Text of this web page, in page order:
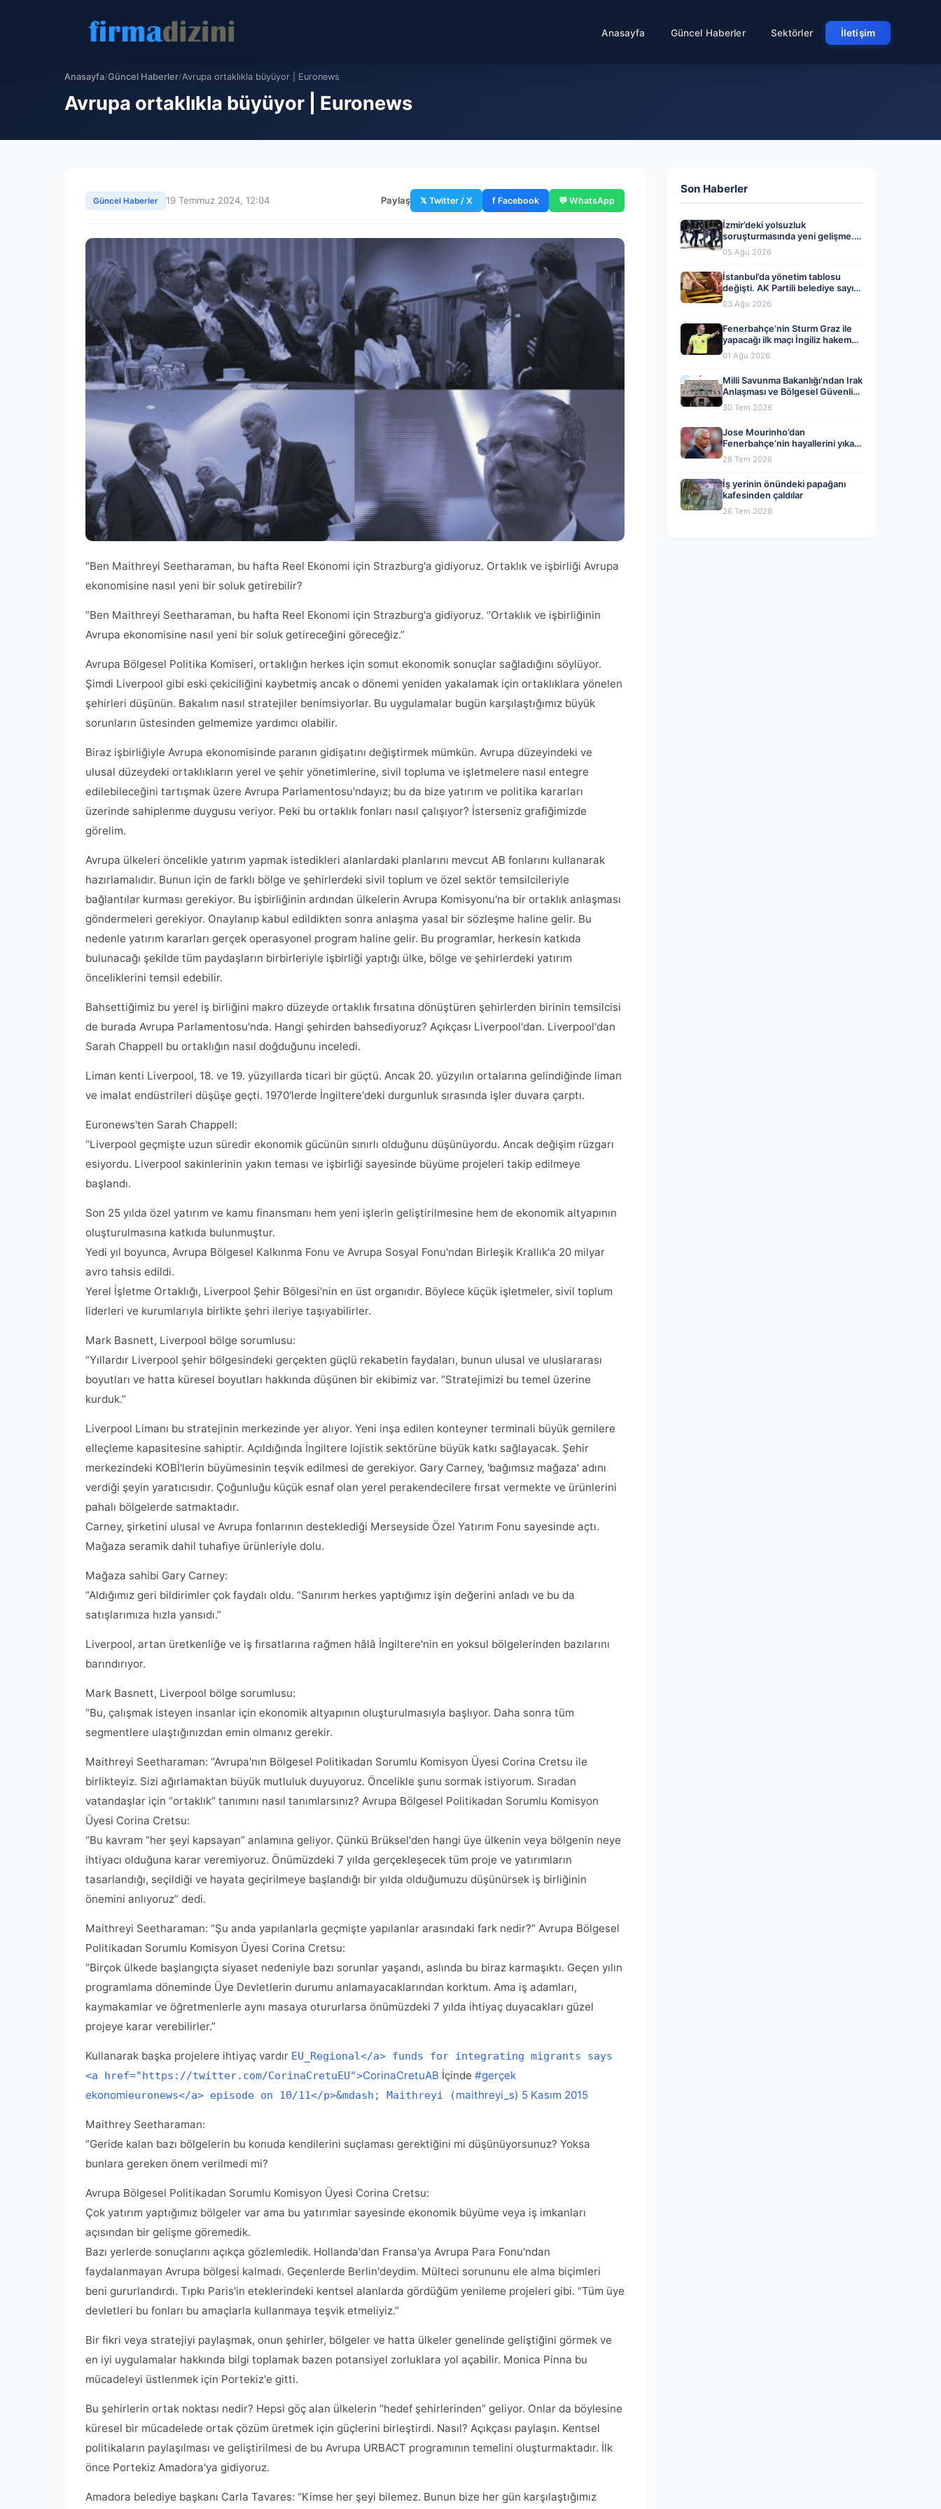
Anasayfa Güncel Haberler Sektörler İletişim
Anasayfa/Güncel Haberler/Avrupa ortaklıkla büyüyor | Euronews
Avrupa ortaklıkla büyüyor | Euronews
Güncel Haberler 19 Temmuz 2024, 12:04 Paylaş 𝕏 Twitter / X f Facebook 💬 WhatsApp
“Ben Maithreyi Seetharaman, bu hafta Reel Ekonomi için Strazburg'a gidiyoruz. Ortaklık ve işbirliği Avrupa
ekonomisine nasıl yeni bir soluk getirebilir?
“Ben Maithreyi Seetharaman, bu hafta Reel Ekonomi için Strazburg'a gidiyoruz. “Ortaklık ve işbirliğinin
Avrupa ekonomisine nasıl yeni bir soluk getireceğini göreceğiz.”
Avrupa Bölgesel Politika Komiseri, ortaklığın herkes için somut ekonomik sonuçlar sağladığını söylüyor.
Şimdi Liverpool gibi eski çekiciliğini kaybetmiş ancak o dönemi yeniden yakalamak için ortaklıklara yönelen
şehirleri düşünün. Bakalım nasıl stratejiler benimsiyorlar. Bu uygulamalar bugün karşılaştığımız büyük
sorunların üstesinden gelmemize yardımcı olabilir.
Biraz işbirliğiyle Avrupa ekonomisinde paranın gidişatını değiştirmek mümkün. Avrupa düzeyindeki ve
ulusal düzeydeki ortaklıkların yerel ve şehir yönetimlerine, sivil topluma ve işletmelere nasıl entegre
edilebileceğini tartışmak üzere Avrupa Parlamentosu'ndayız; bu da bize yatırım ve politika kararları
üzerinde sahiplenme duygusu veriyor. Peki bu ortaklık fonları nasıl çalışıyor? İsterseniz grafiğimizde
görelim.
Avrupa ülkeleri öncelikle yatırım yapmak istedikleri alanlardaki planlarını mevcut AB fonlarını kullanarak
hazırlamalıdır. Bunun için de farklı bölge ve şehirlerdeki sivil toplum ve özel sektör temsilcileriyle
bağlantılar kurması gerekiyor. Bu işbirliğinin ardından ülkelerin Avrupa Komisyonu'na bir ortaklık anlaşması
göndermeleri gerekiyor. Onaylanıp kabul edildikten sonra anlaşma yasal bir sözleşme haline gelir. Bu
nedenle yatırım kararları gerçek operasyonel program haline gelir. Bu programlar, herkesin katkıda
bulunacağı şekilde tüm paydaşların birbirleriyle işbirliği yaptığı ülke, bölge ve şehirlerdeki yatırım
önceliklerini temsil edebilir.
Bahsettiğimiz bu yerel iş birliğini makro düzeyde ortaklık fırsatına dönüştüren şehirlerden birinin temsilcisi
de burada Avrupa Parlamentosu'nda. Hangi şehirden bahsediyoruz? Açıkçası Liverpool'dan. Liverpool'dan
Sarah Chappell bu ortaklığın nasıl doğduğunu inceledi.
Liman kenti Liverpool, 18. ve 19. yüzyıllarda ticari bir güçtü. Ancak 20. yüzyılın ortalarına gelindiğinde liman
ve imalat endüstrileri düşüşe geçti. 1970'lerde İngiltere'deki durgunluk sırasında işler duvara çarptı.
Euronews'ten Sarah Chappell:
“Liverpool geçmişte uzun süredir ekonomik gücünün sınırlı olduğunu düşünüyordu. Ancak değişim rüzgarı
esiyordu. Liverpool sakinlerinin yakın teması ve işbirliği sayesinde büyüme projeleri takip edilmeye
başlandı.
Son 25 yılda özel yatırım ve kamu finansmanı hem yeni işlerin geliştirilmesine hem de ekonomik altyapının
oluşturulmasına katkıda bulunmuştur.
Yedi yıl boyunca, Avrupa Bölgesel Kalkınma Fonu ve Avrupa Sosyal Fonu'ndan Birleşik Krallık'a 20 milyar
avro tahsis edildi.
Yerel İşletme Ortaklığı, Liverpool Şehir Bölgesi'nin en üst organıdır. Böylece küçük işletmeler, sivil toplum
liderleri ve kurumlarıyla birlikte şehri ileriye taşıyabilirler.
Mark Basnett, Liverpool bölge sorumlusu:
“Yıllardır Liverpool şehir bölgesindeki gerçekten güçlü rekabetin faydaları, bunun ulusal ve uluslararası
boyutları ve hatta küresel boyutları hakkında düşünen bir ekibimiz var. “Stratejimizi bu temel üzerine
kurduk.”
Liverpool Limanı bu stratejinin merkezinde yer alıyor. Yeni inşa edilen konteyner terminali büyük gemilere
elleçleme kapasitesine sahiptir. Açıldığında İngiltere lojistik sektörüne büyük katkı sağlayacak. Şehir
merkezindeki KOBİ'lerin büyümesinin teşvik edilmesi de gerekiyor. Gary Carney, 'bağımsız mağaza' adını
verdiği şeyin yaratıcısıdır. Çoğunluğu küçük esnaf olan yerel perakendecilere fırsat vermekte ve ürünlerini
pahalı bölgelerde satmaktadır.
Carney, şirketini ulusal ve Avrupa fonlarının desteklediği Merseyside Özel Yatırım Fonu sayesinde açtı.
Mağaza seramik dahil tuhafiye ürünleriyle dolu.
Mağaza sahibi Gary Carney:
“Aldığımız geri bildirimler çok faydalı oldu. “Sanırım herkes yaptığımız işin değerini anladı ve bu da
satışlarımıza hızla yansıdı.”
Liverpool, artan üretkenliğe ve iş fırsatlarına rağmen hâlâ İngiltere'nin en yoksul bölgelerinden bazılarını
barındırıyor.
Mark Basnett, Liverpool bölge sorumlusu:
“Bu, çalışmak isteyen insanlar için ekonomik altyapının oluşturulmasıyla başlıyor. Daha sonra tüm
segmentlere ulaştığınızdan emin olmanız gerekir.
Maithreyi Seetharaman: “Avrupa'nın Bölgesel Politikadan Sorumlu Komisyon Üyesi Corina Cretsu ile
birlikteyiz. Sizi ağırlamaktan büyük mutluluk duyuyoruz. Öncelikle şunu sormak istiyorum. Sıradan
vatandaşlar için “ortaklık” tanımını nasıl tanımlarsınız? Avrupa Bölgesel Politikadan Sorumlu Komisyon
Üyesi Corina Cretsu:
“Bu kavram “her şeyi kapsayan” anlamına geliyor. Çünkü Brüksel'den hangi üye ülkenin veya bölgenin neye
ihtiyacı olduğuna karar veremiyoruz. Önümüzdeki 7 yılda gerçekleşecek tüm proje ve yatırımların
tasarlandığı, seçildiği ve hayata geçirilmeye başlandığı bir yılda olduğumuzu düşünürsek iş birliğinin
önemini anlıyoruz” dedi.
Maithreyi Seetharaman: “Şu anda yapılanlarla geçmişte yapılanlar arasındaki fark nedir?” Avrupa Bölgesel
Politikadan Sorumlu Komisyon Üyesi Corina Cretsu:
“Birçok ülkede başlangıçta siyaset nedeniyle bazı sorunlar yaşandı, aslında bu biraz karmaşıktı. Geçen yılın
programlama döneminde Üye Devletlerin durumu anlamayacaklarından korktum. Ama iş adamları,
kaymakamlar ve öğretmenlerle aynı masaya otururlarsa önümüzdeki 7 yılda ihtiyaç duyacakları güzel
projeye karar verebilirler.”
Kullanarak başka projelere ihtiyaç vardır EU_Regional</a> funds for integrating migrants says
<a href="https://twitter.com/CorinaCretuEU">CorinaCretuAB İçinde #gerçek
ekonomieuronews</a> episode on 10/11</p>&mdash; Maithreyi (maithreyi_s) 5 Kasım 2015
Maithrey Seetharaman:
“Geride kalan bazı bölgelerin bu konuda kendilerini suçlaması gerektiğini mi düşünüyorsunuz? Yoksa
bunlara gereken önem verilmedi mi?
Avrupa Bölgesel Politikadan Sorumlu Komisyon Üyesi Corina Cretsu:
Çok yatırım yaptığımız bölgeler var ama bu yatırımlar sayesinde ekonomik büyüme veya iş imkanları
açısından bir gelişme göremedik.
Bazı yerlerde sonuçlarını açıkça gözlemledik. Hollanda'dan Fransa'ya Avrupa Para Fonu'ndan
faydalanmayan Avrupa bölgesi kalmadı. Geçenlerde Berlin'deydim. Mülteci sorununu ele alma biçimleri
beni gururlandırdı. Tıpkı Paris'in eteklerindeki kentsel alanlarda gördüğüm yenileme projeleri gibi. “Tüm üye
devletleri bu fonları bu amaçlarla kullanmaya teşvik etmeliyiz.”
Bir fikri veya stratejiyi paylaşmak, onun şehirler, bölgeler ve hatta ülkeler genelinde geliştiğini görmek ve
en iyi uygulamalar hakkında bilgi toplamak bazen potansiyel zorluklara yol açabilir. Monica Pinna bu
mücadeleyi üstlenmek için Portekiz'e gitti.
Bu şehirlerin ortak noktası nedir? Hepsi göç alan ülkelerin “hedef şehirlerinden” geliyor. Onlar da böylesine
küresel bir mücadelede ortak çözüm üretmek için güçlerini birleştirdi. Nasıl? Açıkçası paylaşın. Kentsel
politikaların paylaşılması ve geliştirilmesi de bu Avrupa URBACT programının temelini oluşturmaktadır. İlk
önce Portekiz Amadora'ya gidiyoruz.
Amadora belediye başkanı Carla Tavares: “Kimse her şeyi bilemez. Bunun bize her gün karşılaştığımız
Son Haberler
İzmir’deki yolsuzluk
soruşturmasında yeni gelişme.
Veli Ağbaba’nın ağabeyi dahil iki
kişi gözaltında
05 Ağu 2026
İstanbul’da yönetim tablosu
değişti. AK Partili belediye sayısı
CHP’yi geçti
03 Ağu 2026
Fenerbahçe’nin Sturm Graz ile
yapacağı ilk maçı İngiliz hakem
Chris Kavanagh yönetecek
01 Ağu 2026
Milli Savunma Bakanlığı’ndan Irak
Anlaşması ve Bölgesel Güvenlik
Değerlendirmesi
30 Tem 2026
Jose Mourinho’dan
Fenerbahçe’nin hayallerini yıkan
haber geldi!
28 Tem 2026
İş yerinin önündeki papağanı
kafesinden çaldılar
26 Tem 2026